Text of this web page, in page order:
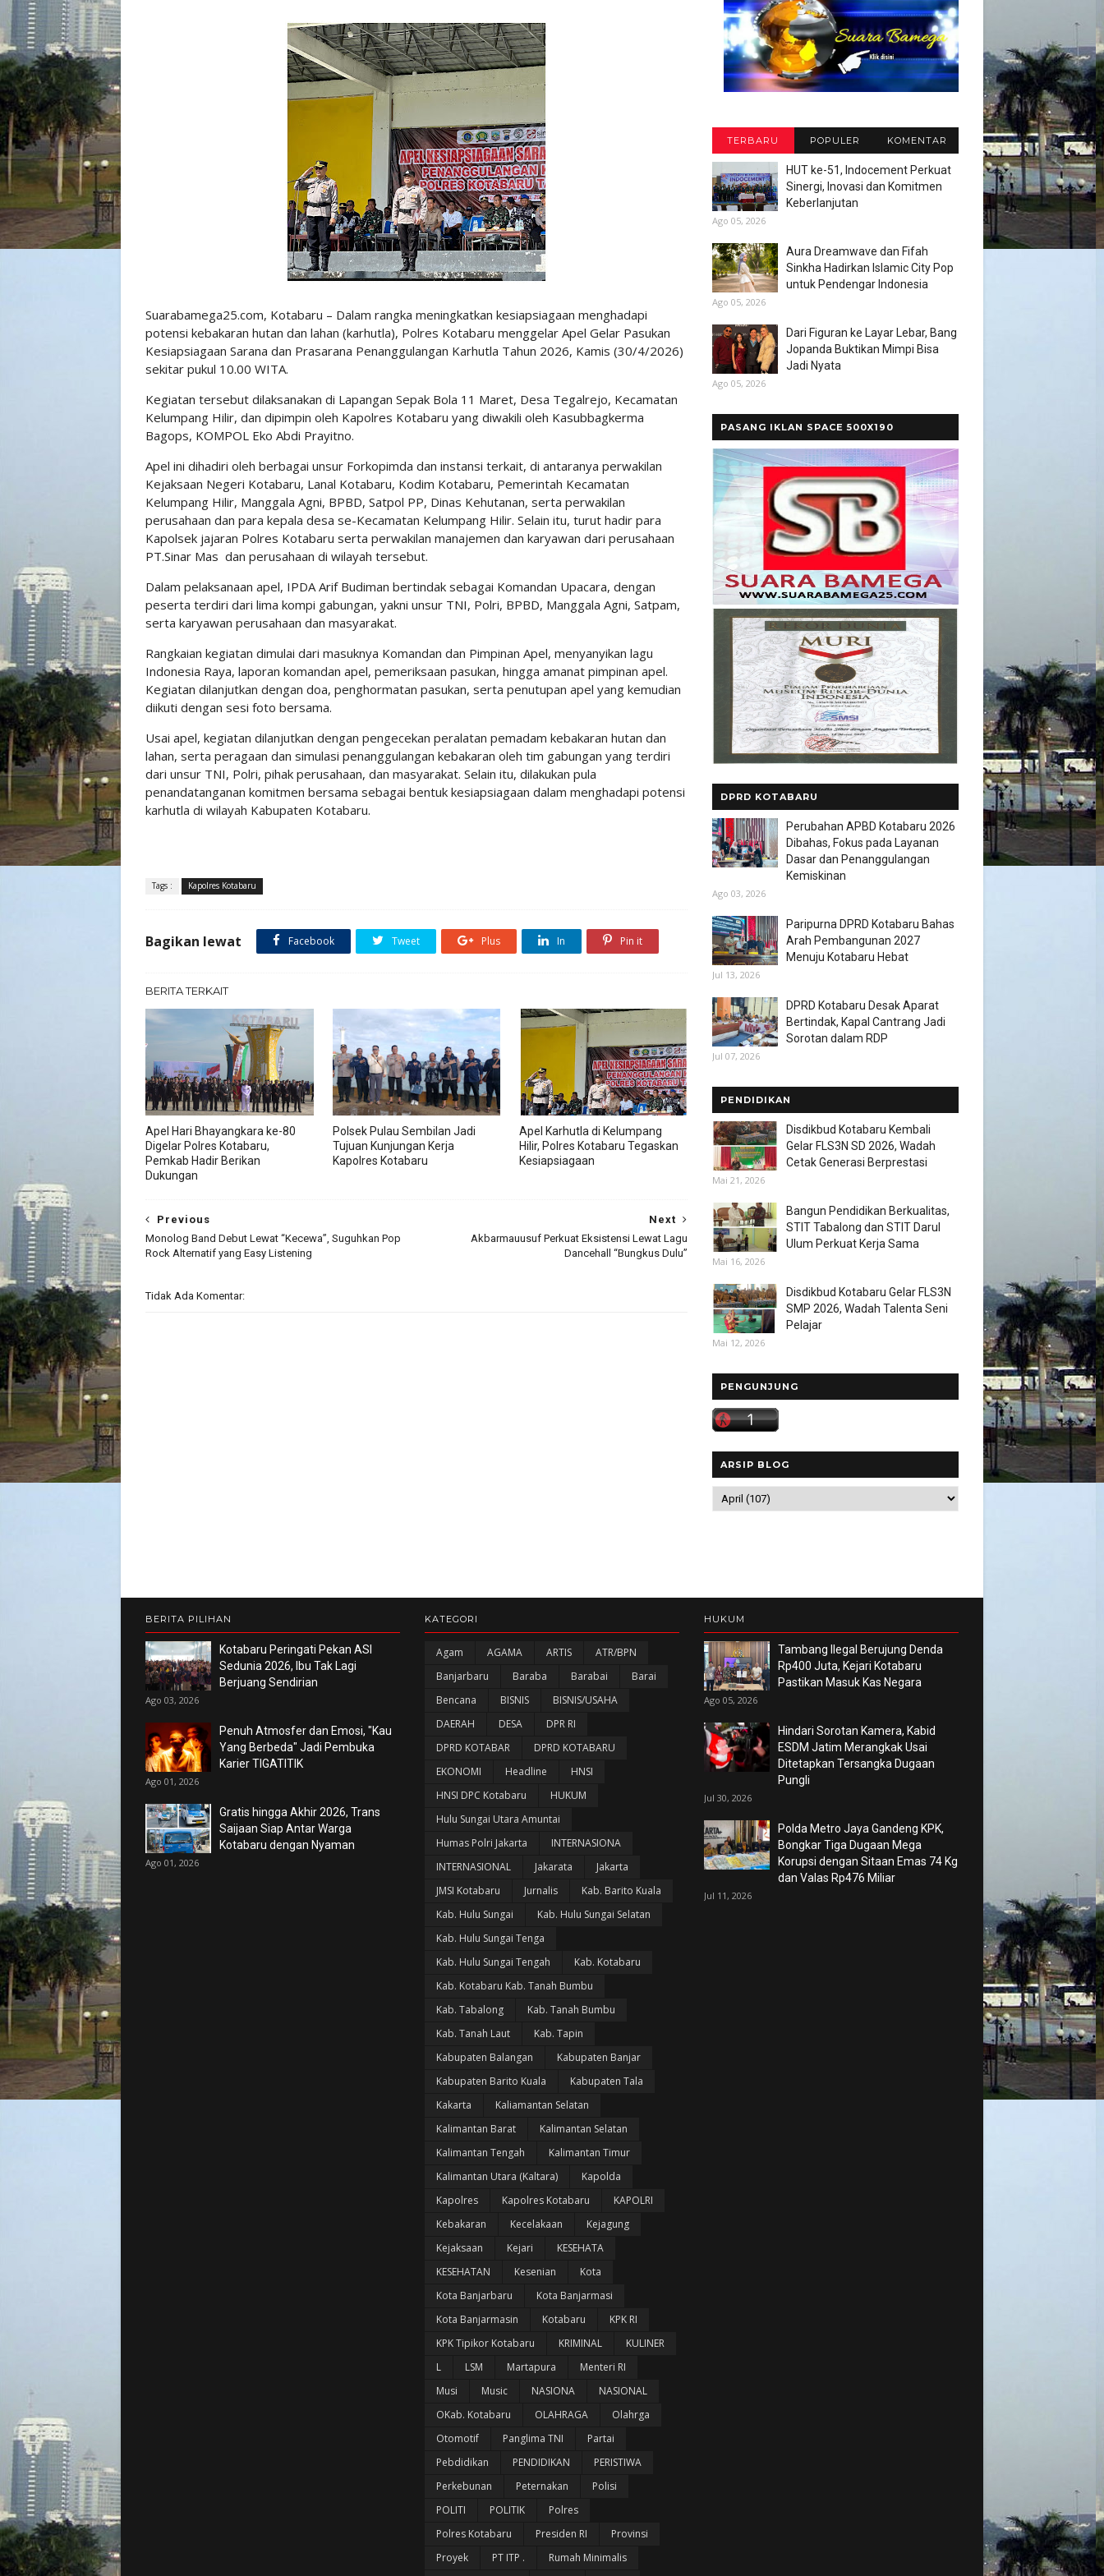
Suarabamega25.com, Kotabaru – Dalam rangka meningkatkan kesiapsiagaan menghadapi
potensi kebakaran hutan dan lahan (karhutla), Polres Kotabaru menggelar Apel Gelar Pasukan
Kesiapsiagaan Sarana dan Prasarana Penanggulangan Karhutla Tahun 2026, Kamis (30/4/2026)
sekitar pukul 10.00 WITA.
Kegiatan tersebut dilaksanakan di Lapangan Sepak Bola 11 Maret, Desa Tegalrejo, Kecamatan
Kelumpang Hilir, dan dipimpin oleh Kapolres Kotabaru yang diwakili oleh Kasubbagkerma
Bagops, KOMPOL Eko Abdi Prayitno.
Apel ini dihadiri oleh berbagai unsur Forkopimda dan instansi terkait, di antaranya perwakilan
Kejaksaan Negeri Kotabaru, Lanal Kotabaru, Kodim Kotabaru, Pemerintah Kecamatan
Kelumpang Hilir, Manggala Agni, BPBD, Satpol PP, Dinas Kehutanan, serta perwakilan
perusahaan dan para kepala desa se-Kecamatan Kelumpang Hilir. Selain itu, turut hadir para
Kapolsek jajaran Polres Kotabaru serta perwakilan manajemen dan karyawan dari perusahaan
PT.Sinar Mas dan perusahaan di wilayah tersebut.
Dalam pelaksanaan apel, IPDA Arif Budiman bertindak sebagai Komandan Upacara, dengan
peserta terdiri dari lima kompi gabungan, yakni unsur TNI, Polri, BPBD, Manggala Agni, Satpam,
serta karyawan perusahaan dan masyarakat.
Rangkaian kegiatan dimulai dari masuknya Komandan dan Pimpinan Apel, menyanyikan lagu
Indonesia Raya, laporan komandan apel, pemeriksaan pasukan, hingga amanat pimpinan apel.
Kegiatan dilanjutkan dengan doa, penghormatan pasukan, serta penutupan apel yang kemudian
diikuti dengan sesi foto bersama.
Usai apel, kegiatan dilanjutkan dengan pengecekan peralatan pemadam kebakaran hutan dan
lahan, serta peragaan dan simulasi penanggulangan kebakaran oleh tim gabungan yang terdiri
dari unsur TNI, Polri, pihak perusahaan, dan masyarakat. Selain itu, dilakukan pula
penandatanganan komitmen bersama sebagai bentuk kesiapsiagaan dalam menghadapi potensi
karhutla di wilayah Kabupaten Kotabaru.
Tags : Kapolres Kotabaru
Bagikan lewat Facebook Tweet Plus In Pin it
BERITA TERKAIT
Apel Hari Bhayangkara ke-80
Digelar Polres Kotabaru,
Pemkab Hadir Berikan
Dukungan
Polsek Pulau Sembilan Jadi
Tujuan Kunjungan Kerja
Kapolres Kotabaru
Apel Karhutla di Kelumpang
Hilir, Polres Kotabaru Tegaskan
Kesiapsiagaan
Next
Akbarmauusuf Perkuat Eksistensi Lewat Lagu
Dancehall “Bungkus Dulu”
Previous
Monolog Band Debut Lewat “Kecewa”, Suguhkan Pop
Rock Alternatif yang Easy Listening
Tidak Ada Komentar:
TERBARU POPULER KOMENTAR
HUT ke-51, Indocement Perkuat
Sinergi, Inovasi dan Komitmen
Keberlanjutan
Ago 05, 2026
Aura Dreamwave dan Fifah
Sinkha Hadirkan Islamic City Pop
untuk Pendengar Indonesia
Ago 05, 2026
Dari Figuran ke Layar Lebar, Bang
Jopanda Buktikan Mimpi Bisa
Jadi Nyata
Ago 05, 2026
PASANG IKLAN SPACE 500X190
DPRD KOTABARU
Perubahan APBD Kotabaru 2026
Dibahas, Fokus pada Layanan
Dasar dan Penanggulangan
Kemiskinan
Ago 03, 2026
Paripurna DPRD Kotabaru Bahas
Arah Pembangunan 2027
Menuju Kotabaru Hebat
Jul 13, 2026
DPRD Kotabaru Desak Aparat
Bertindak, Kapal Cantrang Jadi
Sorotan dalam RDP
Jul 07, 2026
PENDIDIKAN
Disdikbud Kotabaru Kembali
Gelar FLS3N SD 2026, Wadah
Cetak Generasi Berprestasi
Mai 21, 2026
Bangun Pendidikan Berkualitas,
STIT Tabalong dan STIT Darul
Ulum Perkuat Kerja Sama
Mai 16, 2026
Disdikbud Kotabaru Gelar FLS3N
SMP 2026, Wadah Talenta Seni
Pelajar
Mai 12, 2026
PENGUNJUNG
ARSIP BLOG
BERITA PILIHAN
Kotabaru Peringati Pekan ASI
Sedunia 2026, Ibu Tak Lagi
Berjuang Sendirian
Ago 03, 2026
Penuh Atmosfer dan Emosi, "Kau
Yang Berbeda" Jadi Pembuka
Karier TIGATITIK
Ago 01, 2026
Gratis hingga Akhir 2026, Trans
Saijaan Siap Antar Warga
Kotabaru dengan Nyaman
Ago 01, 2026
KATEGORI
Agam AGAMA ARTIS
ATR/BPN
Banjarbaru
Baraba Barabai
Barai
Bencana
BISNIS
BISNIS/USAHA
DAERAH
DESA
DPR RI
DPRD KOTABAR
DPRD KOTABARU
EKONOMI
Headline
HNSI
HNSI DPC Kotabaru
HUKUM
Hulu Sungai Utara Amuntai
Humas Polri Jakarta
INTERNASIONA
INTERNASIONAL
Jakarata
Jakarta
JMSI Kotabaru
Jurnalis
Kab. Barito Kuala
Kab. Hulu Sungai
Kab. Hulu Sungai Selatan
Kab. Hulu Sungai Tenga
Kab. Hulu Sungai Tengah
Kab. Kotabaru
Kab. Kotabaru Kab. Tanah Bumbu
Kab. Tabalong
Kab. Tanah Bumbu
Kab. Tanah Laut
Kab. Tapin
Kabupaten Balangan
Kabupaten Banjar
Kabupaten Barito Kuala
Kabupaten Tala
Kakarta
Kaliamantan Selatan
Kalimantan Barat
Kalimantan Selatan
Kalimantan Tengah
Kalimantan Timur
Kalimantan Utara (Kaltara)
Kapolda
Kapolres
Kapolres Kotabaru
KAPOLRI
Kebakaran
Kecelakaan
Kejagung
Kejaksaan
Kejari
KESEHATA
KESEHATAN
Kesenian
Kota
Kota Banjarbaru
Kota Banjarmasi
Kota Banjarmasin
Kotabaru
KPK RI
KPK Tipikor Kotabaru
KRIMINAL
KULINER
L
LSM Martapura
Menteri RI
Musi
Music NASIONA
NASIONAL
OKab. Kotabaru
OLAHRAGA
Olahrga
Otomotif
Panglima TNI
Partai
Pebdidikan
PENDIDIKAN
PERISTIWA
Perkebunan
Peternakan
Polisi
POLITI
POLITIK
Polres
Polres Kotabaru
Presiden RI
Provinsi
Proyek
PT ITP .
Rumah Minimalis
HUKUM
Tambang Ilegal Berujung Denda
Rp400 Juta, Kejari Kotabaru
Pastikan Masuk Kas Negara
Ago 05, 2026
Hindari Sorotan Kamera, Kabid
ESDM Jatim Merangkak Usai
Ditetapkan Tersangka Dugaan
Pungli
Jul 30, 2026
Polda Metro Jaya Gandeng KPK,
Bongkar Tiga Dugaan Mega
Korupsi dengan Sitaan Emas 74 Kg
dan Valas Rp476 Miliar
Jul 11, 2026